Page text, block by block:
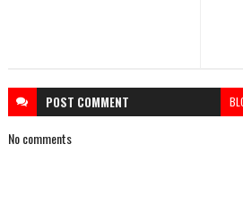
POST COMMENT
No comments